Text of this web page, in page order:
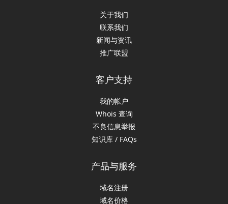
关于我们
联系我们
新闻与资讯
推广联盟
客户支持
我的帐户
Whois 查询
不良信息举报
知识库 / FAQs
产品与服务
域名注册
域名价格